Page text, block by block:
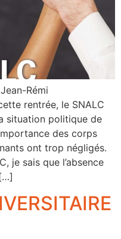
Rémi
rentrée, le SNALC
situation politique de
des corps
ont trop négligés.
je sais que l’absence